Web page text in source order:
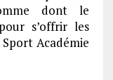
dont le
s’offrir les
Académie